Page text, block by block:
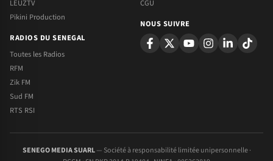
LEUZTV
Pikini Production
RADIOS DU SENEGAL
Toutes les Radios
RFM
Zik FM
Sud FM
RTS RSI
CGU
NOUS SUIVRE
SENEGO MEDIA SUARL— Société à responsabilité limitée unipersonnelle ·